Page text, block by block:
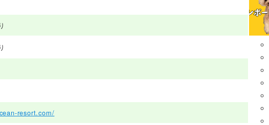
resort.com/